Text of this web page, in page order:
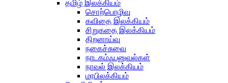
தமிழ் இலக்கியம்
சொற்பொழிவு
கவிதை இலக்கியம்
சிறுகதை இலக்கியம்
திறனாய்வு
நகைச்சுவை
நாடகம்ஃபனுவல்கள்
நாவல் இலக்கியம்
மரபிலக்கியம்